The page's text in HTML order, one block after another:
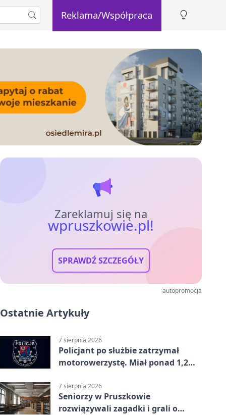
Reklama/Współpraca
Zareklamuj się na
wpruszkowie.pl!
SPRAWDŹ SZCZEGÓŁY
autopromocja
Ostatnie Artykuły
7 sierpnia 2026
Policjant po służbie zatrzymał
motorowerzystę. Miał ponad 1,2
7 sierpnia 2026
Seniorzy w Pruszkowie
rozwiązywali zagadki i grali o